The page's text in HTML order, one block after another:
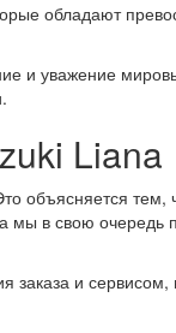
обладают
и уважение
Liana
объясняется тем,
мы в свою
заказа и